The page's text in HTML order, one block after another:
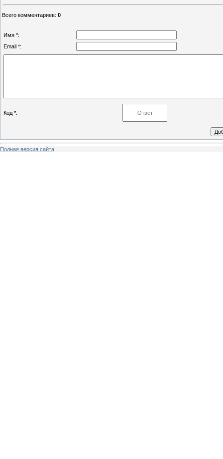
Всего комментариев: 0
Имя *:
Email *:
Код *:
Полная версия сайта